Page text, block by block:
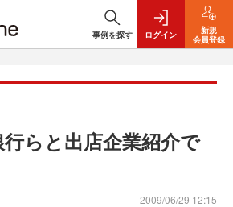
事例を探す ログイン
新規
会員登録
らと出店企業紹介で
2009/06/29 12:15